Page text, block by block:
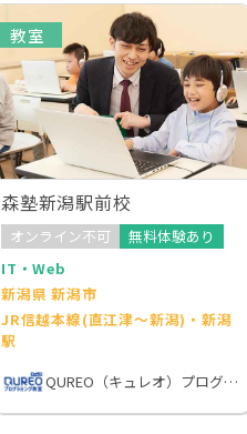
教室
森塾新潟駅前校
オンライン不可
無料体験あり
IT・Web
新潟県 新潟市
JR信越本線(直江津～新潟)・新潟
駅
QUREO（キュレオ）プログラミング教室